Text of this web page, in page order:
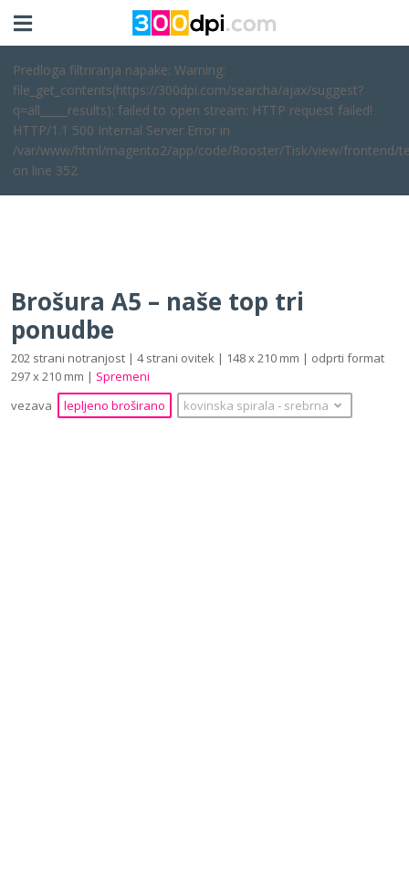
Predloga filtriranja napake: Warning:
file_get_contents(https://300dpi.com/searcha/ajax/suggest?
q=all_____results): failed to open stream: HTTP request failed!
HTTP/1.1 500 Internal Server Error in
/var/www/html/magento2/app/code/Rooster/Tisk/view/frontend/
on line 352
Brošura A5 – naše top tri
ponudbe
202 strani notranjost | 4 strani ovitek | 148 x 210 mm | odprti format
297 x 210 mm | Spremeni
vezava
lepljeno broširano kovinska spirala ‐ srebrna